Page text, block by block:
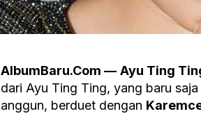
AlbumBaru.Com — Ayu Ting
dari Ayu Ting Ting, yang baru
anggun, berduet dengan